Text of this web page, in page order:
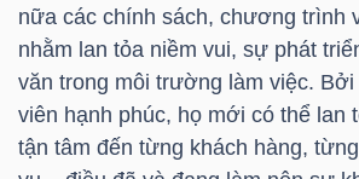
nữa các chính sách, chương trình
nhằm lan tỏa niềm vui, sự phát
văn trong môi trường làm việc. Bởi
viên hạnh phúc, họ mới có thể lan
tận tâm đến từng khách hàng,
TIỆN
ÍCH